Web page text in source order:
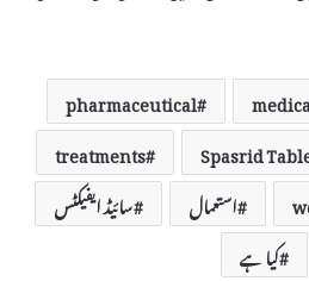
pharmaceutical
Spasrid
treatments
استعمال
سائیڈ ایفیکٹس
کیا ہے